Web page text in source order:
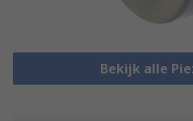
Bekijk alle